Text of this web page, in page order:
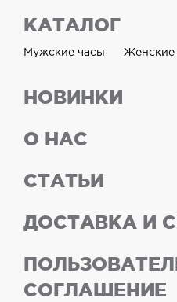
КАТАЛОГ
Мужские часы Женские
НОВИНКИ
О НАС
СТАТЬИ
ДОСТАВКА И
СОГЛАШЕНИЕ